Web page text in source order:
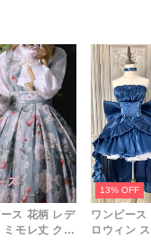
ス 花柄 レデ
ミモレ丈 クラ
13% OFF
ワンピー
ロウィン